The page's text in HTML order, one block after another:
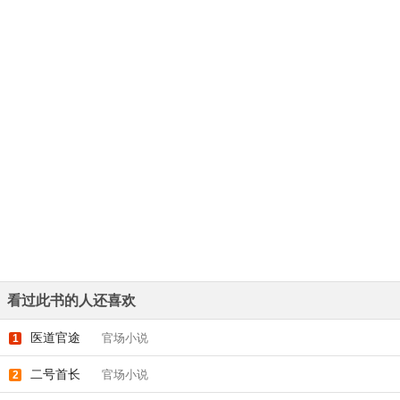
看过此书的人还喜欢
1 医道官途 官场小说
2 二号首长 官场小说